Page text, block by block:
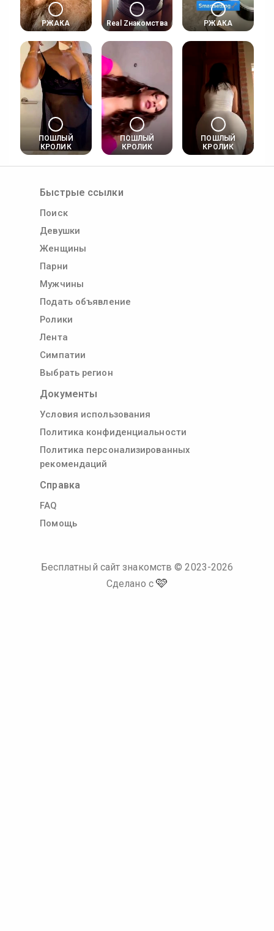
РЖАКА Real Zнакомства РЖАКА
ПОШЛЫЙ
КРОЛИК
ПОШЛЫЙ
КРОЛИК
ПОШЛЫЙ
КРОЛИК
Быстрые ссылки
Поиск
Девушки
Женщины
Парни
Мужчины
Подать объявление
Ролики
Лента
Симпатии
Выбрать регион
Документы
Условия использования
Политика конфиденциальности
Политика персонализированных
рекомендаций
Справка
FAQ
Помощь
Бесплатный сайт знакомств © 2023-2026
Сделано с 🩷